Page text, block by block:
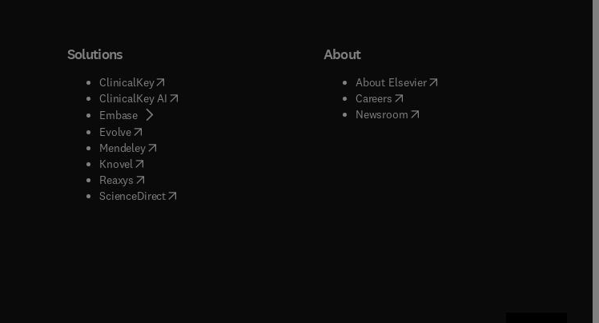
window
window
tab/window
in new tab/window
)
window
window
Solutions
ClinicalKey(opens in new tab/window
ClinicalKey AI( opens in new tab/window
Embase( opens in new tab/window
Evolve( opens in new tab/window
Mendeley( opens in new tab/window
Knovel opens in new tab/window
Reaxys opens in new tab/window
ScienceDirect( opens in new tab/window
About
About Elsevier( opens in new tab/window
Careers( opens in new tab/window
Newsroom( opens in new tab/window